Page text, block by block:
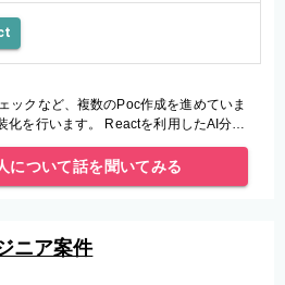
ックなど、複数のPoc作成を進めていま
化を行います。 Reactを利用したAI分析
成したパーツを組み込むことを
について話を聞いてみる
ニア案件